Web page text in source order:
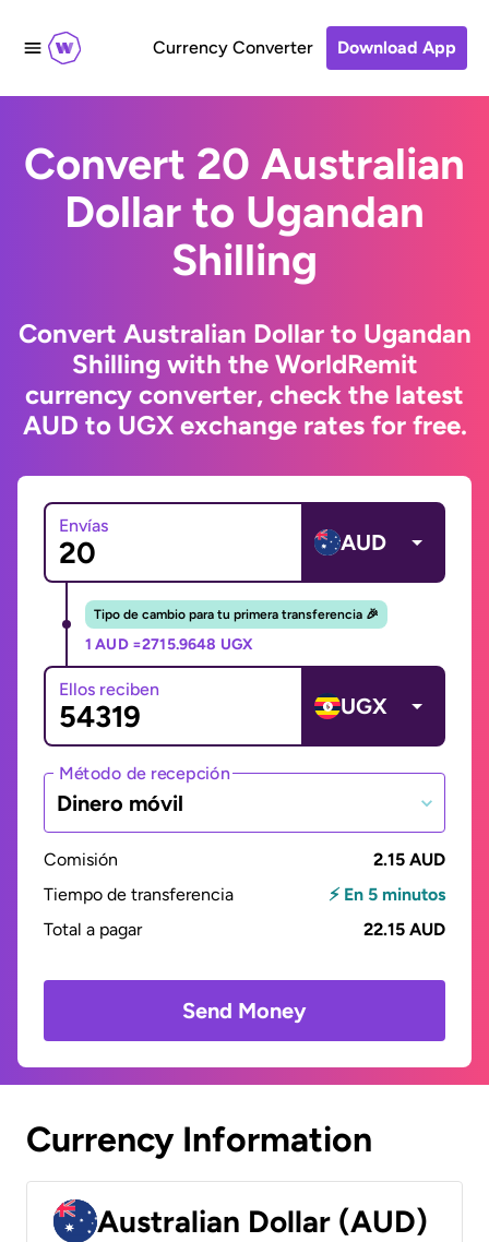
Currency Converter Download App
Convert 20 Australian
Dollar to Ugandan
Shilling
Convert Australian Dollar to Ugandan
Shilling with the WorldRemit
currency converter, check the latest
AUD to UGX exchange rates for free.
Envías
AUD
Tipo de cambio para tu primera transferencia 🎉
1 AUD =2715.9648 UGX
Ellos reciben
UGX
Método de recepción
Dinero móvil
Comisión
2.15 AUD
Tiempo de transferencia
⚡ En 5 minutos
Total a pagar
22.15 AUD
Send Money
Currency Information
Australian Dollar (AUD)